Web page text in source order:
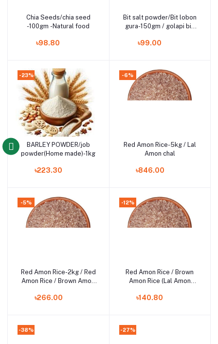
Add to cart
Chia Seeds/chia seed
-100gm -Natural food
৳98.80
Add to cart
Bit salt powder/Bit lobon
gura-150gm / golapi bit
৳99.00
-23%
Add to cart
BARLEY POWDER/job
powder(Home made)-1kg
৳223.30
-6%
Add to cart
Red Amon Rice-5kg / Lal
Amon chal
৳846.00
-5%
Add to cart
Red Amon Rice-2kg / Red
Amon Rice / Brown Amon
৳266.00
-12%
Add to cart
Red Amon Rice / Brown
Amon Rice (Lal Amon
৳140.80
-38% -27%